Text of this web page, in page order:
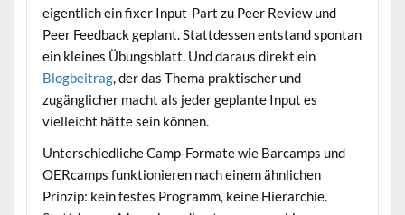
eigentlich ein fixer Input-Part zu Peer Review und
Peer Feedback geplant. Stattdessen entstand spontan
ein kleines Übungsblatt. Und daraus direkt ein
Blogbeitrag, der das Thema praktischer und
zugänglicher macht als jeder geplante Input es
vielleicht hätte sein können.
Unterschiedliche Camp-Formate wie Barcamps und
OERcamps funktionieren nach einem ähnlichen
Prinzip: kein festes Programm, keine Hierarchie.